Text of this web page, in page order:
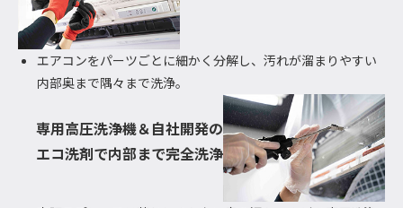
エアコンをパーツごとに細かく分解し、汚れが溜まりやすい
内部奥まで隅々まで洗浄。
専用高圧洗浄機＆自社開発の
エコ洗剤で内部まで完全洗浄